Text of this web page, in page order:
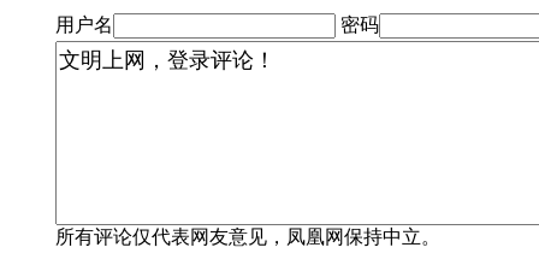
用户名
密码
所有评论仅代表网友意见，凤凰网保持中立。